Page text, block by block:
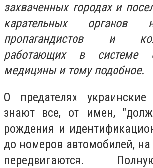
захваченных городах и
карательных органов
пропагандистов и
работающих в системе
медицины и тому подобное.
О предателях украинские
знают все, от имен,
рождения и
до номеров автомобилей,
передвигаются.